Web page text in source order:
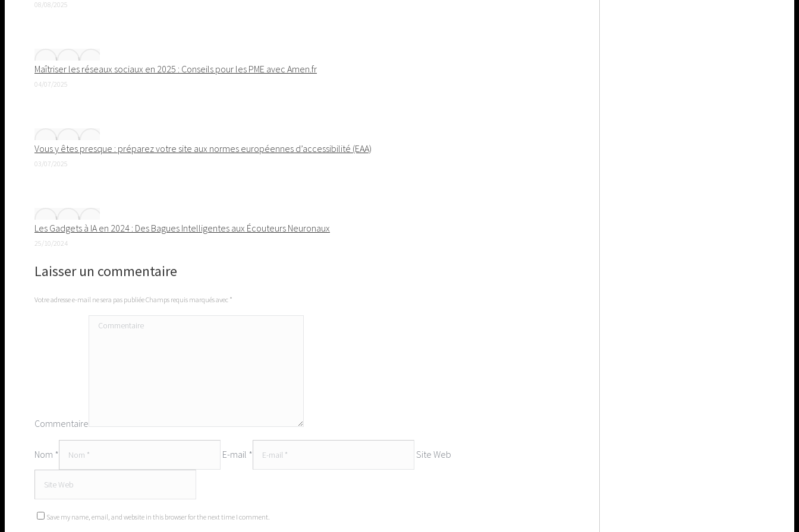
08/08/2025
Maîtriser les réseaux sociaux en 2025 : Conseils pour les PME avec Amen.fr
04/07/2025
Vous y êtes presque : préparez votre site aux normes européennes d’accessibilité (EAA)
03/07/2025
Les Gadgets à IA en 2024 : Des Bagues Intelligentes aux Écouteurs Neuronaux
25/10/2024
Laisser un commentaire
Votre adresse e-mail ne sera pas publiée Champs requis marqués avec *
Commentaire
Nom * E-mail * Site Web
Save my name, email, and website in this browser for the next time I comment.